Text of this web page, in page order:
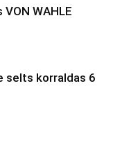
WAHLE
selts korraldas 6